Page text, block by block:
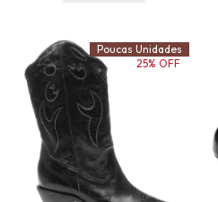
Poucas Unidades
25% OFF